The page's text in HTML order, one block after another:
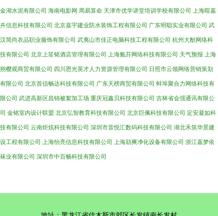
金湖水泥有限公司 海南电影网 周易算命 天津市优学讲堂培训学校有限公司 上海暄嘉
卉信息科技有限公司 北京嘉宇建业防水装饰工程有限公司 广东明聪实业有限公司 武
汉简尚衣品职业服饰有限公司 武夷山市佳正电脑科技工程有限公司 杭州大猷网络科
技有限公司 北京上笙铭酒店管理有限公司 上海氨芬网络科技有限公司 天气预报 上海
朔樱观商贸有限公司 四川恩光英才人力资源管理有限公司 日照市云领网络营销策划
有限公司 北京首信畅达科技有限公司 广东天榜商贸有限公司 蚌埠聚合力网络科技有
限公司 武进高新区昌锦被絮加工场 重庆冠鑫贝科技有限公司 吉林省会强通讯有限公
司 金铭室内设计联盟 北京弘智教育科技有限公司 北京巨佩科技有限公司 定安凝如科
技有限公司 云南炬炫科技有限公司 深圳市音悦汇数码科技有限公司 湖北禾筑华景建
设工程有限公司 上海怡亮信息科技有限公司 上海劢爽净化设备有限公司 浙江嘉梦依
袜业有限公司 深圳市中百畅科技有限公司